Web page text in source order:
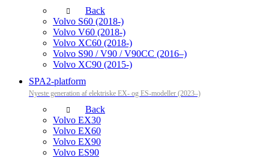
Back
Volvo S60 (2018-)
Volvo V60 (2018-)
Volvo XC60 (2018-)
Volvo S90 / V90 / V90CC (2016–)
Volvo XC90 (2015-)
SPA2-platform
Nyeste generation af elektriske EX- og ES-modeller (2023–)
Back
Volvo EX30
Volvo EX60
Volvo EX90
Volvo ES90